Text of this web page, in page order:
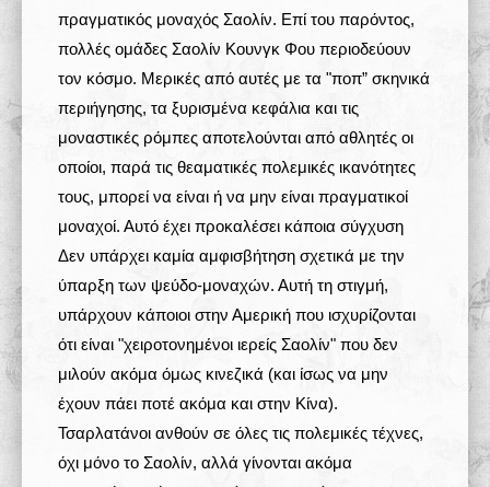
πραγματικός μοναχός Σαολίν. Επί του παρόντος,
πολλές ομάδες Σαολίν Κουνγκ Φου περιοδεύουν
τον κόσμο. Μερικές από αυτές με τα "ποπ” σκηνικά
περιήγησης, τα ξυρισμένα κεφάλια και τις
μοναστικές ρόμπες αποτελούνται από αθλητές οι
οποίοι, παρά τις θεαματικές πολεμικές ικανότητες
τους, μπορεί να είναι ή να μην είναι πραγματικοί
μοναχοί. Αυτό έχει προκαλέσει κάποια σύγχυση
Δεν υπάρχει καμία αμφισβήτηση σχετικά με την
ύπαρξη των ψεύδο-μοναχών. Αυτή τη στιγμή,
υπάρχουν κάποιοι στην Αμερική που ισχυρίζονται
ότι είναι "χειροτονημένοι ιερείς Σαολίν" που δεν
μιλούν ακόμα όμως κινεζικά (και ίσως να μην
έχουν πάει ποτέ ακόμα και στην Κίνα).
Τσαρλατάνοι ανθούν σε όλες τις πολεμικές τέχνες,
όχι μόνο το Σαολίν, αλλά γίνονται ακόμα